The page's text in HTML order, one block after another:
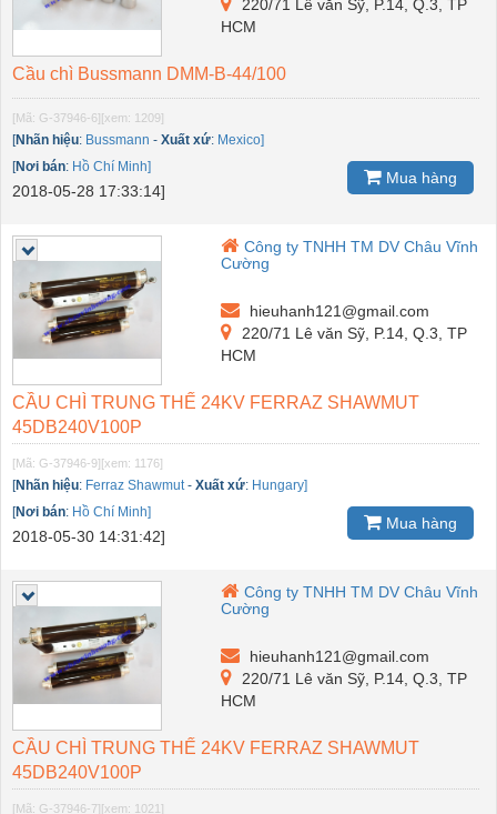
220/71 Lê văn Sỹ, P.14, Q.3, TP
HCM
Cầu chì Bussmann DMM-B-44/100
[Mã: G-37946-6][xem: 1209]
[Nhãn hiệu: Bussmann - Xuất xứ: Mexico]
[Nơi bán: Hồ Chí Minh]
2018-05-28 17:33:14]
Mua hàng
Công ty TNHH TM DV Châu Vĩnh
Cường
hieuhanh121@gmail.com
220/71 Lê văn Sỹ, P.14, Q.3, TP
HCM
CẦU CHÌ TRUNG THẾ 24KV FERRAZ SHAWMUT
45DB240V100P
[Mã: G-37946-9][xem: 1176]
[Nhãn hiệu: Ferraz Shawmut - Xuất xứ: Hungary]
[Nơi bán: Hồ Chí Minh]
2018-05-30 14:31:42]
Mua hàng
Công ty TNHH TM DV Châu Vĩnh
Cường
hieuhanh121@gmail.com
220/71 Lê văn Sỹ, P.14, Q.3, TP
HCM
CẦU CHÌ TRUNG THẾ 24KV FERRAZ SHAWMUT
45DB240V100P
[Mã: G-37946-7][xem: 1021]